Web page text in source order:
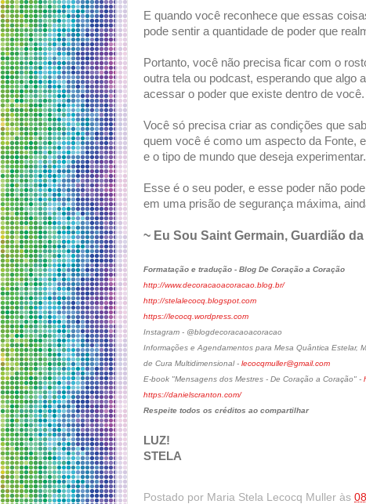
E quando você reconhece que essas
pode sentir a quantidade de poder que
Portanto, você não precisa ficar com o
outra tela ou podcast, esperando que algo
acessar o poder que existe dentro de você.
Você só precisa criar as condições que
quem você é como um aspecto da Fonte,
e o tipo de mundo que deseja experimentar.
Esse é o seu poder, e esse poder não
em uma prisão de segurança máxima,
~ Eu Sou Saint Germain, Guardião
Formatação e tradução - Blog De Coração a Coração
http://www.decoracaoacoracao.blog.br/
http://stelalecocq.blogspot.com
https://lecocq.wordpress.com
Instagram - @blogdecoracaoacoracao
Informações e Agendamentos para Mesa Quântica Estelar,
de Cura Multidimensional - lecocqmuller@gmail.com
E-book "Mensagens dos Mestres - De Coração a Coração" -
https://danielscranton.com/
Respeite todos os créditos ao compartilhar
LUZ!
STELA
Postado por Maria Stela Lecocq Muller às